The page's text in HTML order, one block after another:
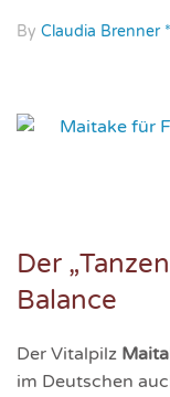
By Claudia Brenner
Der
Balance
Der Vitalpilz
im Deutschen